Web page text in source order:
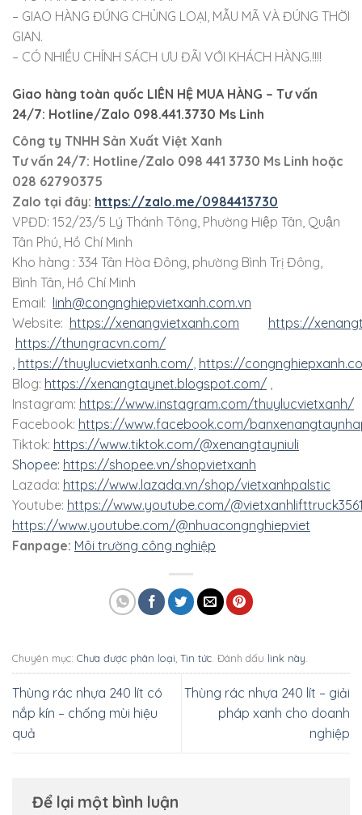
– GIAO HÀNG ĐÚNG CHỦNG LOẠI, MẪU MÃ VÀ ĐÚNG THỜI
GIAN.
– CÓ NHIỀU CHÍNH SÁCH ƯU ĐÃI VỚI KHÁCH HÀNG.!!!!
Giao hàng toàn quốc LIÊN HỆ MUA HÀNG – Tư vấn
24/7: Hotline/Zalo 098.441.3730 Ms Linh
Công ty TNHH Sản Xuất Việt Xanh
Tư vấn 24/7: Hotline/Zalo 098 441 3730 Ms Linh hoặc
028 62790375
Zalo tại đây: https://zalo.me/0984413730
VPĐD: 152/23/5 Lý Thánh Tông, Phường Hiệp Tân, Quận
Tân Phú, Hồ Chí Minh
Kho hàng : 334 Tân Hòa Đông, phường Bình Trị Đông,
Bình Tân, Hồ Chí Minh
Email: linh@congnghiepvietxanh.com.vn
Website: https://xenangvietxanh.com
https://
https://thungracvn.com/
, https://thuylucvietxanh.com/, https://
Blog: https://xenangtaynet.blogspot.com/ ,
Instagram: https://www.instagram.com/thuylucvietxanh/
Facebook: https://www.facebook.com/
Tiktok: https://www.tiktok.com/@xenangtayniuli
Shopee: https://shopee.vn/shopvietxanh
Lazada: https://www.lazada.vn/shop/vietxanhpalstic
Youtube: https://www.youtube.com/
https://www.youtube.com/@nhuacongnghiepviet
Fanpage: Môi trường công nghiệp
Chuyên mục: Chưa được phân loại, Tin tức. Đánh dấu link này.
Thùng rác nhựa 240 lít có
nắp kín – chống mùi hiệu
quả
Thùng rác nhựa 240 lít – giải
pháp xanh cho doanh
nghiệp
Để lại một bình luận